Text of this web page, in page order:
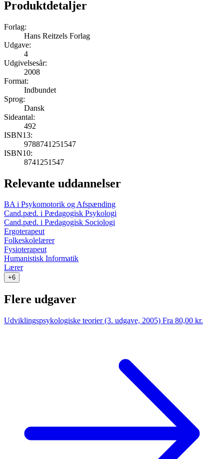
Produktdetaljer
Forlag:
Hans Reitzels Forlag
Udgave:
4
Udgivelsesår:
2008
Format:
Indbundet
Sprog:
Dansk
Sideantal:
492
ISBN13:
9788741251547
ISBN10:
8741251547
Relevante uddannelser
BA i Psykomotorik og Afspænding
Cand.pæd. i Pædagogisk Psykologi
Cand.pæd. i Pædagogisk Sociologi
Ergoterapeut
Folkeskolelærer
Fysioterapeut
Humanistisk Informatik
Lærer
+6
Flere udgaver
Udviklingspsykologiske teorier (3. udgave, 2005) Fra 80,00 kr.